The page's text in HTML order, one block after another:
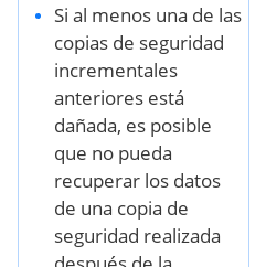
Si al menos una de las
copias de seguridad
incrementales
anteriores está
dañada, es posible
que no pueda
recuperar los datos
de una copia de
seguridad realizada